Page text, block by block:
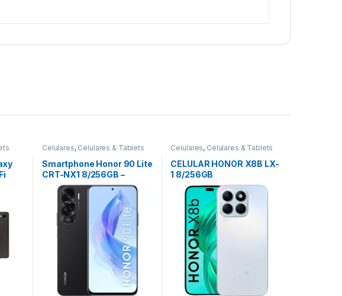
Celulares, Celulares & Tablets
Smartphone Honor 90 Lite
CRT-NX1 8/256GB –
Midnight Black
Celulares, Celulares & Tablets
CELULAR HONOR X8B LX-
1 8/256GB